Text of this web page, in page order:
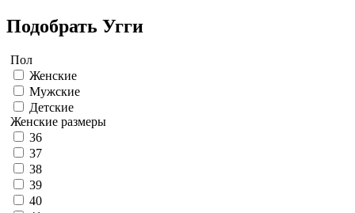
Подобрать Угги
Пол
Женские
Мужские
Детские
Женские размеры
36
37
38
39
40